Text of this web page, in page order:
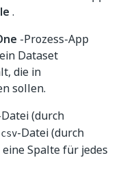
.
-Prozess-App
Dataset
die in
sollen.
(durch
-Datei (durch
Spalte für jedes